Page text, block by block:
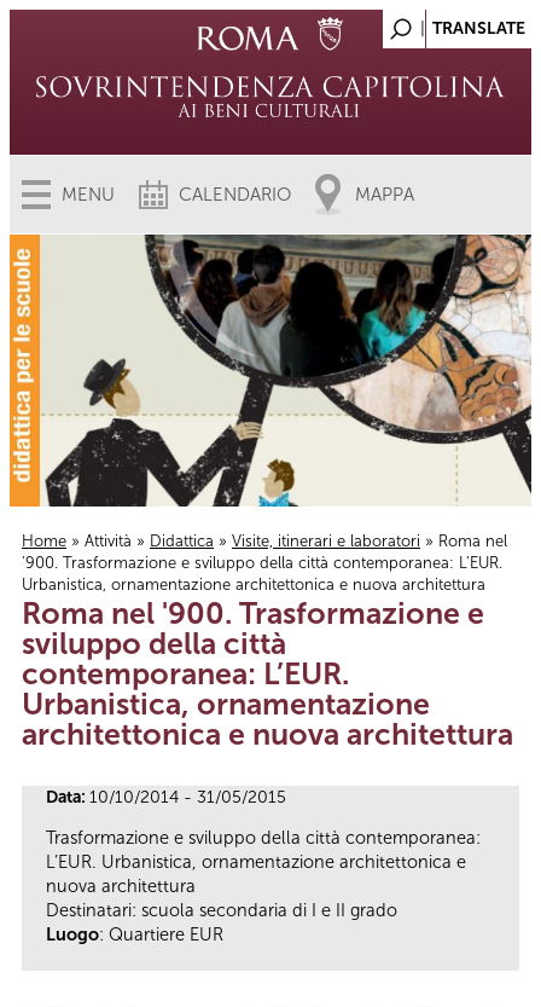
MENU CALENDARIO MAPPA
Tu sei qui
Home » Attività » Didattica » Visite, itinerari e laboratori » Roma nel
'900. Trasformazione e sviluppo della città contemporanea: L’EUR.
Urbanistica, ornamentazione architettonica e nuova architettura
Roma nel '900. Trasformazione e
sviluppo della città
contemporanea: L’EUR.
Urbanistica, ornamentazione
architettonica e nuova architettura
Data: 10/10/2014 - 31/05/2015
Trasformazione e sviluppo della città contemporanea:
L’EUR. Urbanistica, ornamentazione architettonica e
nuova architettura
Destinatari: scuola secondaria di I e II grado
Luogo: Quartiere EUR